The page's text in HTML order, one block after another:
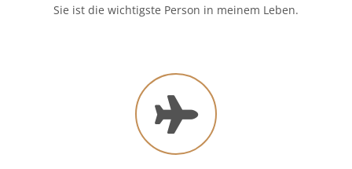
Sie ist die wichtigste Person in meinem Leben.